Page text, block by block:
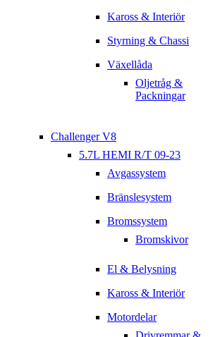
Kaross & Interiör
Styrning & Chassi
Växellåda
Oljetråg &
Packningar
Challenger V8
5.7L HEMI R/T 09-23
Avgassystem
Bränslesystem
Bromssystem
Bromskivor
El & Belysning
Kaross & Interiör
Motordelar